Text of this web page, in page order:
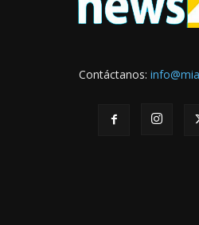
Contáctanos: